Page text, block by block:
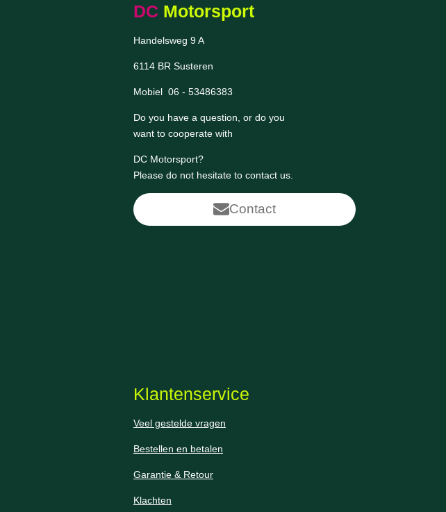
DC Motorsport
Handelsweg 9 A
6114 BR Susteren
Mobiel 06 - 53486383
Do you have a question, or do you
want to cooperate with
DC Motorsport?
Please do not hesitate to contact us.
Contact
Klantenservice
Veel gestelde vragen
Bestellen en betalen
Garantie & Retour
Klachten